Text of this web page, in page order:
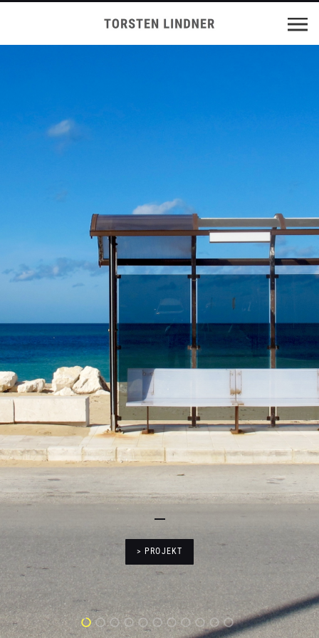
> PROJEKT